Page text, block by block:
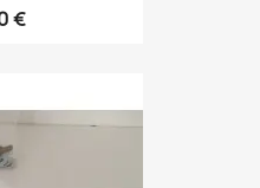
€